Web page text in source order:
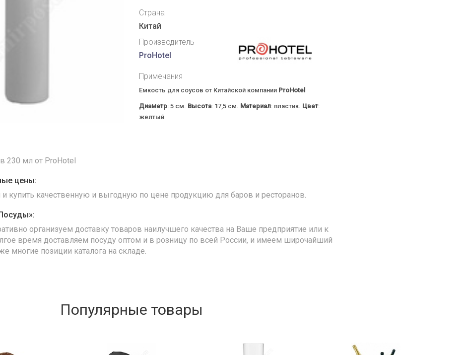
Страна
Китай
Производитель
ProHotel
Примечания
Емкость для соусов от Китайской компании ProHotel
Диаметр: 5 см. Высота: 17,5 см. Материал: пластик. Цвет:
желтый
230 мл от ProHotel
цены:
купить качественную и выгодную по цене продукцию для баров и ресторанов.
организуем доставку товаров наилучшего качества на Ваше предприятие или к
время доставляем посуду оптом и в розницу по всей России, и имеем широчайший
многие позиции каталога на складе.
Популярные товары